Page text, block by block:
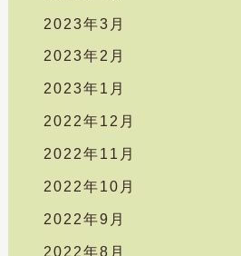
2023年3月
2023年2月
2023年1月
2022年12月
2022年11月
2022年10月
2022年9月
2022年8月